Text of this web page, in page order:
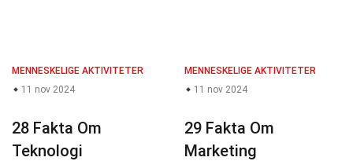
MENNESKELIGE AKTIVITETER
11 nov 2024
28 Fakta Om
Teknologi
MENNESKELIGE AKTIVITETER
11 nov 2024
29 Fakta Om
Marketing